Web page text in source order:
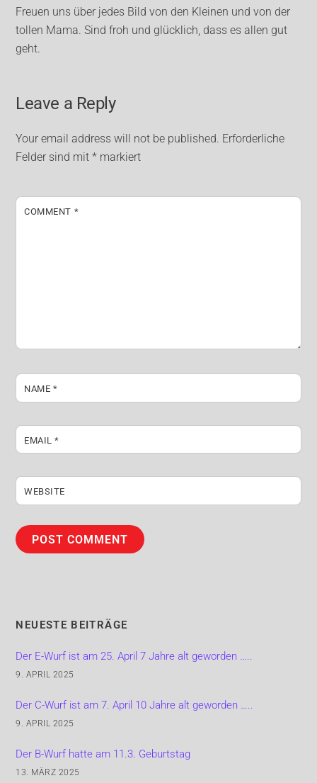
Freuen uns über jedes Bild von den Kleinen und von der
tollen Mama. Sind froh und glücklich, dass es allen gut
geht.
Leave a Reply
Your email address will not be published. Erforderliche
Felder sind mit* markiert
COMMENT *
NAME *
EMAIL*
WEBSITE
NEUESTE BEITRÄGE
Der E-Wurf ist am 25. April 7 Jahre alt geworden …..
9. APRIL 2025
Der C-Wurf ist am 7. April 10 Jahre alt geworden …..
9. APRIL 2025
Der B-Wurf hatte am 11.3. Geburtstag
13. MÄRZ 2025